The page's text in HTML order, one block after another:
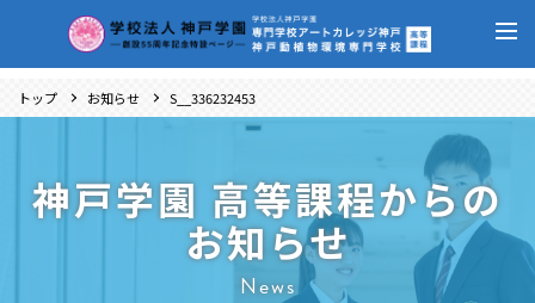
トップ お知らせ S__336232453
神戸学園 高等課程からの
お知らせ
News